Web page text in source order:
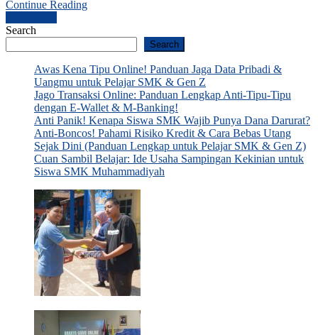
Continue Reading
Posts
navigation
Search
Search
Awas Kena Tipu Online! Panduan Jaga Data Pribadi &
Uangmu untuk Pelajar SMK & Gen Z
Jago Transaksi Online: Panduan Lengkap Anti-Tipu-Tipu
dengan E-Wallet & M-Banking!
Anti Panik! Kenapa Siswa SMK Wajib Punya Dana Darurat?
Anti-Boncos! Pahami Risiko Kredit & Cara Bebas Utang
Sejak Dini (Panduan Lengkap untuk Pelajar SMK & Gen Z)
Cuan Sambil Belajar: Ide Usaha Sampingan Kekinian untuk
Siswa SMK Muhammadiyah